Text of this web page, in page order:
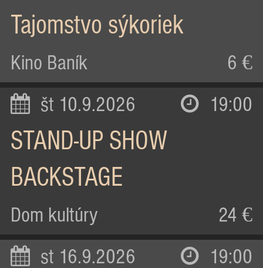
Tajomstvo sýkoriek
Kino Baník 6 €
št 10.9.2026 19:00
STAND-UP SHOW
BACKSTAGE
Dom kultúry 24 €
st 16.9.2026 19:00